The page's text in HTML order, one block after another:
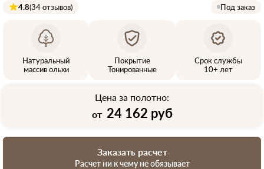
4.8(34 отзывов) Под заказ
Натуральный
массив ольхи
Покрытие
Тонированные
Срок службы
10+ лет
Цена за полотно:
от 24 162 руб
Заказать расчет
Расчет ни к чему не обязывает